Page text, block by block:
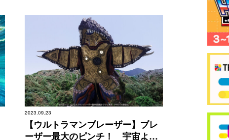
2023.09.23
【ウルトラマンブレーザー】ブレ
ーザー最大のピンチ！ 宇宙より